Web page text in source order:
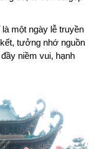
một ngày lễ truyền
tưởng nhớ nguồn
niềm vui, hạnh